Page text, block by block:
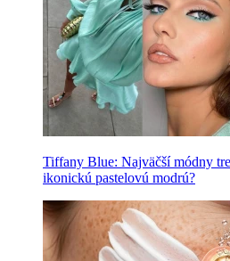
Tiffany Blue: Najväčší módny
ikonickú pastelovú modrú?